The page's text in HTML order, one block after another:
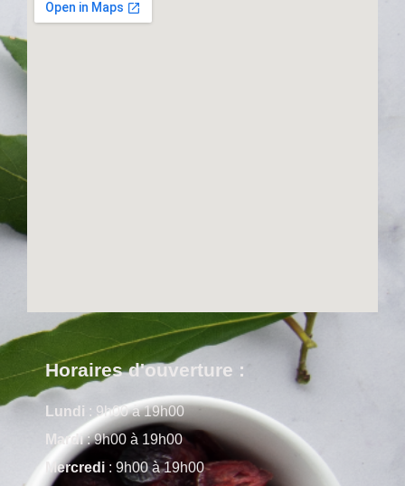
Horaires d'ouverture :
Lundi : 9h00 à 19h00
Mardi: 9h00 à 19h00
Mercredi : 9h00 à 19h00